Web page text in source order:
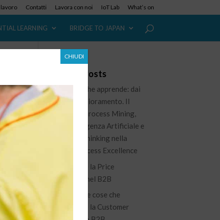
Contatti Lavora con noi IoT Lab What’s on
LEARNING BRIDGE TO JAPAN
Recent Posts
L’azienda che apprende: dai
dati al miglioramento. Il
ruolo del Process Mining,
dell’Intelligenza Artificiale e
del Lean Thinking nella
nuova Process Excellence
Governare la Price
Waterfall nel B2B
100 piccole cose che
migliorano la Customer
CHIUDI